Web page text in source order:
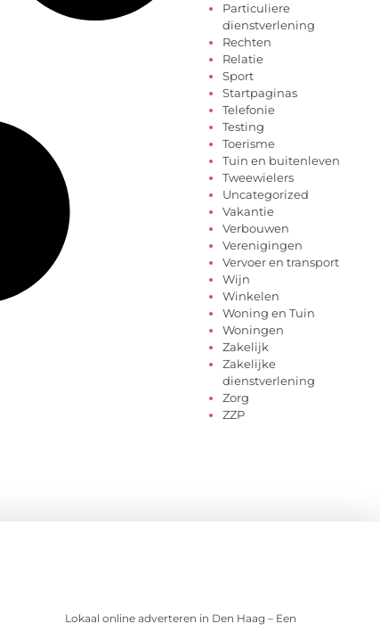
Particuliere
dienstverlening
Rechten
Relatie
Sport
Startpaginas
Telefonie
Testing
Toerisme
Tuin en buitenleven
Tweewielers
Uncategorized
Vakantie
Verbouwen
Verenigingen
Vervoer en transport
Wijn
Winkelen
Woning en Tuin
Woningen
Zakelijk
Zakelijke
dienstverlening
Zorg
ZZP
Lokaal online adverteren in Den Haag – Een